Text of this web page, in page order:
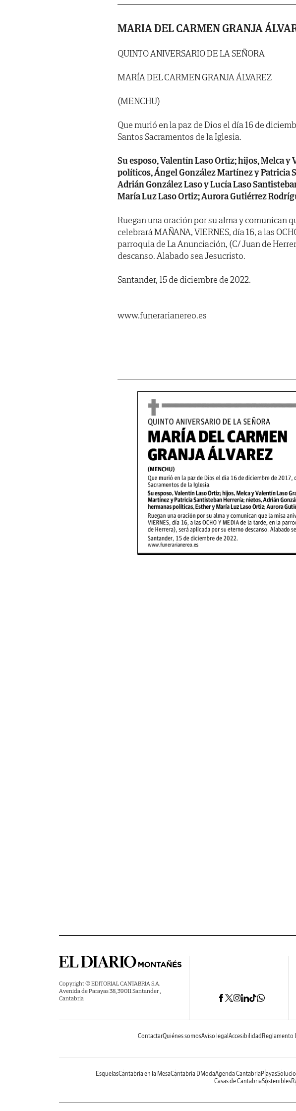
MARIA DEL CARMEN GRANJA
QUINTO ANIVERSARIO DE LA SEÑORA
MARÍA DEL CARMEN GRANJA ÁLVAREZ
(MENCHU)
Que murió en la paz de Dios el día 16 de
Santos Sacramentos de la Iglesia.
Su esposo, Valentín Laso Ortiz; hijos, Melca y
políticos, Ángel González Martínez y Patricia
Adrián González Laso y Lucía Laso
María Luz Laso Ortiz; Aurora Gutiérrez
Ruegan una oración por su alma y comunican
celebrará MAÑANA, VIERNES, día 16, a las
parroquia de La Anunciación, (C/ Juan de
descanso. Alabado sea Jesucristo.
Santander, 15 de diciembre de 2022.
www.funerarianereo.es
Copyright © EDITORIAL CANTABRIA S.A.
Avenida de Parayas 38, 39011 Santander ,
Cantabria
ContactarQuiénes somosAviso legal Accesibilidad Reglamento
EsquelasCantabria en la MesaCantabria DModaAgenda Cantabria Playas
Casas de CantabriaSostenibles